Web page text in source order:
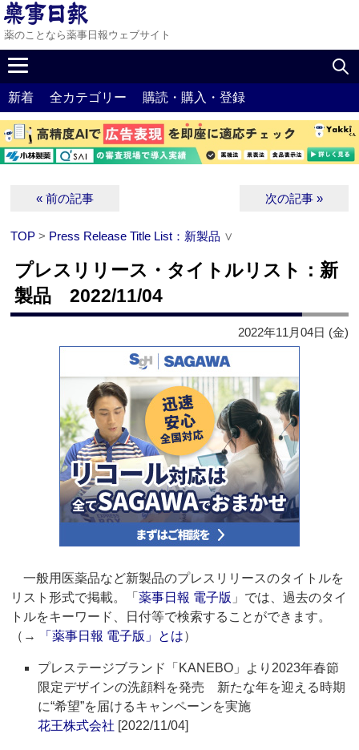
薬のことなら薬事日報ウェブサイト
新着 全カテゴリー 購読・購入・登録
« 前の記事 次の記事 »
TOP > Press Release Title List：新製品 ∨
プレスリリース・タイトルリスト：新
製品 2022/11/04
2022年11月04日 (金)
一般用医薬品など新製品のプレスリリースのタイトルを
リスト形式で掲載。「薬事日報 電子版 」では、過去のタイ
トルをキーワード、日付等で検索することができます。
（→
「薬事日報 電子版」とは）
プレステージブランド「KANEBO」より2023年春節
限定デザインの洗顔料を発売 新たな年を迎える時期
に“希望”を届けるキャンペーンを実施
花王株式会社 [2022/11/04]